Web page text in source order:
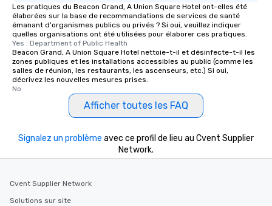
Les pratiques du Beacon Grand, A Union Square Hotel ont-elles été
élaborées sur la base de recommandations de services de santé
émanant d'organismes publics ou privés ? Si oui, veuillez indiquer
quelles organisations ont été utilisées pour élaborer ces pratiques.
Yes : Department of Public Health
Beacon Grand, A Union Square Hotel nettoie-t-il et désinfecte-t-il les
zones publiques et les installations accessibles au public (comme les
salles de réunion, les restaurants, les ascenseurs, etc.) Si oui,
décrivez les nouvelles mesures prises.
No
Afficher toutes les FAQ
Signalez un problème avec ce profil de lieu au Cvent Supplier
Network.
Cvent Supplier Network
Solutions sur site